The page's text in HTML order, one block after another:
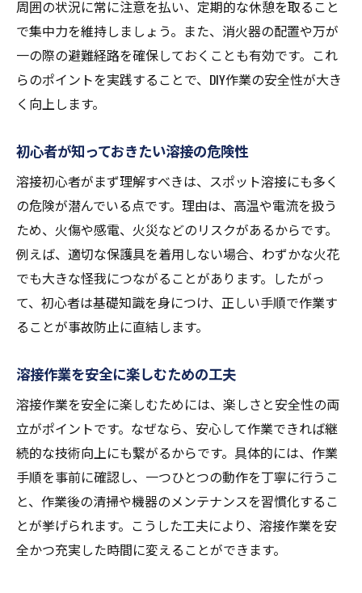
周囲の状況に常に注意を払い、定期的な休憩を取ること
で集中力を維持しましょう。また、消火器の配置や万が
一の際の避難経路を確保しておくことも有効です。これ
らのポイントを実践することで、DIY作業の安全性が大き
く向上します。
初心者が知っておきたい溶接の危険性
溶接初心者がまず理解すべきは、スポット溶接にも多く
の危険が潜んでいる点です。理由は、高温や電流を扱う
ため、火傷や感電、火災などのリスクがあるからです。
例えば、適切な保護具を着用しない場合、わずかな火花
でも大きな怪我につながることがあります。したがっ
て、初心者は基礎知識を身につけ、正しい手順で作業す
ることが事故防止に直結します。
溶接作業を安全に楽しむための工夫
溶接作業を安全に楽しむためには、楽しさと安全性の両
立がポイントです。なぜなら、安心して作業できれば継
続的な技術向上にも繋がるからです。具体的には、作業
手順を事前に確認し、一つひとつの動作を丁寧に行うこ
と、作業後の清掃や機器のメンテナンスを習慣化するこ
とが挙げられます。こうした工夫により、溶接作業を安
全かつ充実した時間に変えることができます。